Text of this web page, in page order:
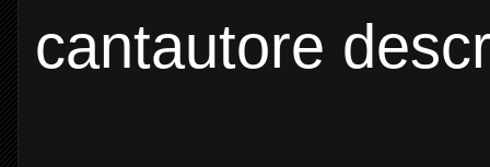
cantautore